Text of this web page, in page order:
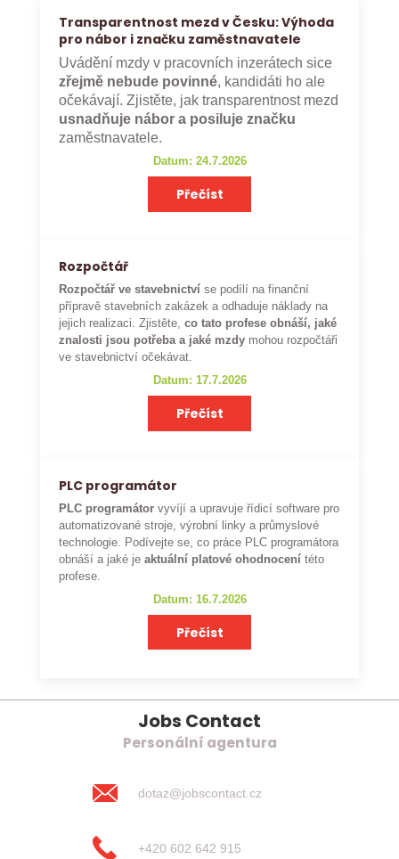
Transparentnost mezd v Česku: Výhoda
pro nábor i značku zaměstnavatele
Uvádění mzdy v pracovních inzerátech sice
zřejmě nebude povinné, kandidáti ho ale
očekávají. Zjistěte, jak transparentnost mezd
usnadňuje nábor a posiluje značku
zaměstnavatele.
Datum: 24.7.2026
Přečíst
Rozpočtář
Rozpočtář ve stavebnictví se podílí na finanční
přípravě stavebních zakázek a odhaduje náklady na
jejich realizaci. Zjistěte,co tato profese obnáší, jaké
znalosti jsou potřeba a jaké mzdy mohou rozpočtáři
ve stavebnictví očekávat.
Datum: 17.7.2026
Přečíst
PLC programátor
PLC programátor vyvíjí a upravuje řídicí software pro
automatizované stroje, výrobní linky a průmyslové
technologie. Podívejte se, co práce PLC programátora
obnáší a jaké je aktuální platové ohodnocení této
profese.
Datum: 16.7.2026
Přečíst
Jobs Contact
Personální agentura
dotaz@jobscontact.cz
+420 602 642 915